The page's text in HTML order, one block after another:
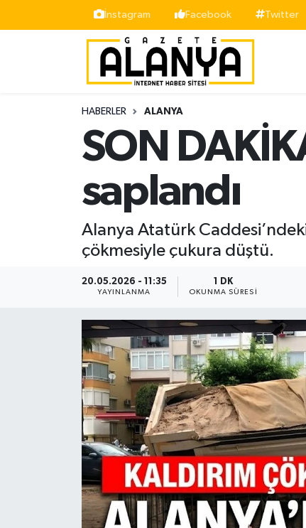
İnstagram Facebook Twitter
HABERLER ALANYA
SON
saplandı
Alanya Atatürk Caddesi’ndeki
çökmesiyle çukura düştü.
20.05.2026 - 11:35
YAYINLANMA
1 DK
OKUNMA SÜRESI
İstanbul Nöbetçi Eczaneler
İstanbul Hava Durumu
Süper Lig Puan Durumu ve Fikstür
Tüm Manşetler
Son Dakika Haberleri